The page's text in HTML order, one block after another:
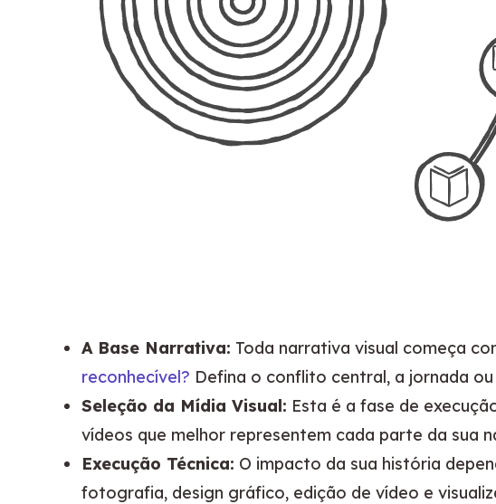
A Base Narrativa: Toda narrativa visual começa
reconhecível? Defina o conflito central, a jornada
Seleção da Mídia Visual: Esta é a fase de
vídeos que melhor representem cada parte da sua
Execução Técnica: O impacto da sua história
fotografia, design gráfico, edição de vídeo e